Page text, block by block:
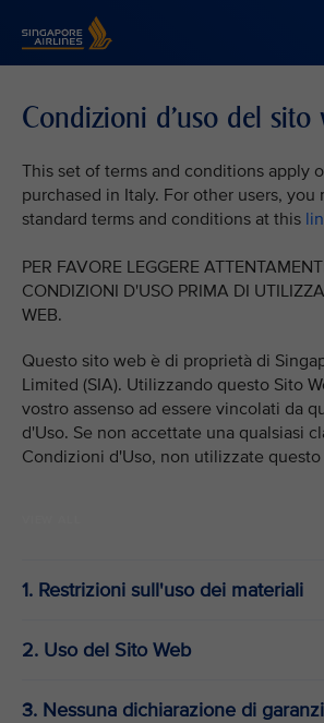
Condizioni d'uso del sito
This set of terms and conditions apply
purchased in Italy. For other users, you
standard terms and conditions at this
PER FAVORE LEGGERE
CONDIZIONI D'USO PRIMA DI
WEB.
Questo sito web è di proprietà di
Limited (SIA). Utilizzando questo Sito
vostro assenso ad essere vincolati da
d'Uso. Se non accettate una qualsiasi
Condizioni d'Uso, non utilizzate questo
1. Restrizioni sull'uso dei materiali
2. Uso del Sito Web
3. Nessuna dichiarazione di